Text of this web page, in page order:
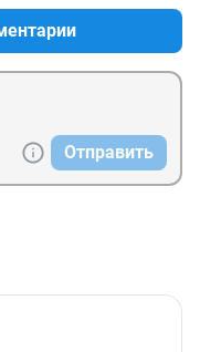
Не нужны вы там!
стройте глемпинг в
Отправить